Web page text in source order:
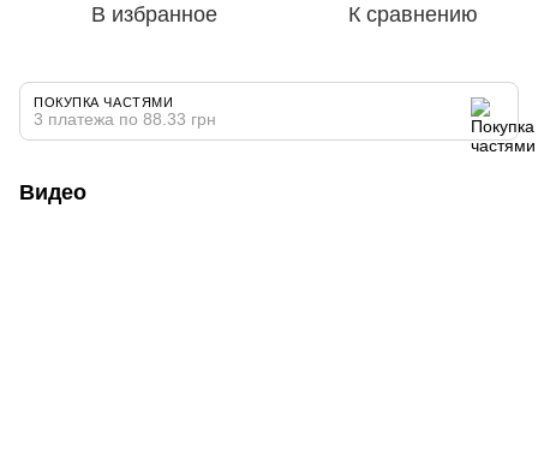
В избранное К сравнению
ПОКУПКА ЧАСТЯМИ
3 платежа по 88.33 грн
Видео